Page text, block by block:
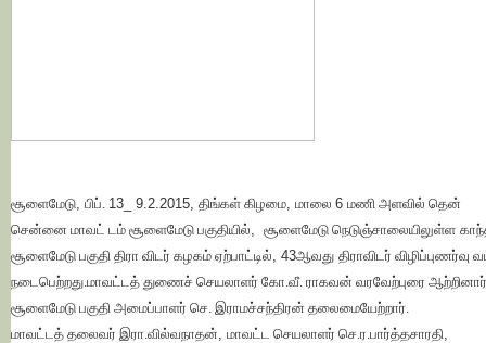
சூளைமேடு பிப். 13_ 9.2.2015, திங்கள் கிழமை மாலை 6 மணி அளவில் தென்
சென்னை மாவட் டம் சூளைமேடு பகுதியில்
சூளைமேடு நெடுஞ்சாலையிலுள்ள
சூளைமேடு பகுதி திரா விடர் கழகம் ஏற்பாட்டில் , 43ஆவது திராவிடர் விழிப்புணர்வு
நடைபெற்றது. மாவட்டத் துணைச் செயலாளர் கோ.வீ. ராகவன் வரவேற்புரை ஆற்றினார்
சூளைமேடு பகுதி அமைப்பாளர் செ. இராமச்சந்திரன் தலைமையேற்றார்.
மாவட்டத் தலைவர் இரா.வில்வநாதன் மாவட்ட செயலாளர் செ.ர.பார்த்தசாரதி